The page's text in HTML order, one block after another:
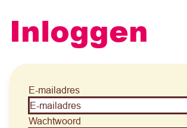
Inloggen
E-mailadres
Wachtwoord